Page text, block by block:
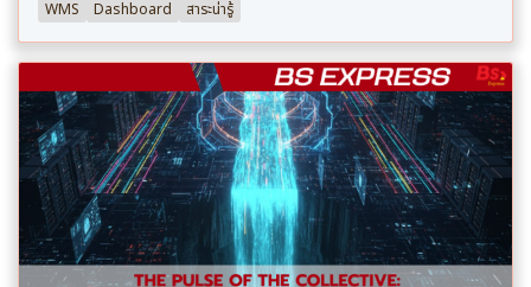
WMS
Dashboard สาระน่ารู้